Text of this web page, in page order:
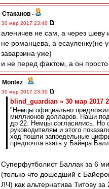
Cтаканов -
30 мар 2017 23:40
аленичев не сам, а через шеву и
не романцева, а есауленку(не
заварзина уже)
и не перед фактом, а он просто
Montez -
30 мар 2017 23:30
blind_guardian » 30 мар 2017
"Немцы официально
миллионов долларов. Наши
др 22. Немцы согласились. Но
руководителям и этого
ход пошли запредельные
предпочла взять у Байера
Суперфутболист Баллак за 6
(только что дошедший с
ЛЧ) как альтернатива Титову за